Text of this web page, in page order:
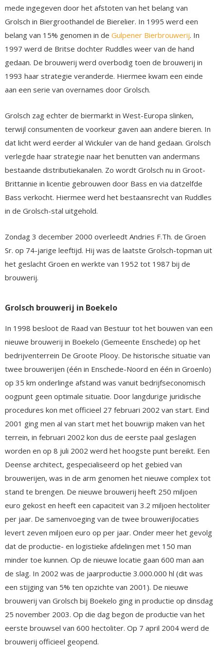
mede ingegeven door het afstoten van het belang van
Grolsch in Biergroothandel de Bierelier. In 1995 werd een
belang van 15% genomen in de Gulpener Bierbrouwerij. In
1997 werd de Britse dochter Ruddles weer van de hand
gedaan. De brouwerij werd overbodig toen de brouwerij in
1993 haar strategie veranderde. Hiermee kwam een einde
aan een serie van overnames door Grolsch.
Grolsch zag echter de biermarkt in West-Europa slinken,
terwijl consumenten de voorkeur gaven aan andere bieren. In
dat licht werd eerder al Wickuler van de hand gedaan. Grolsch
verlegde haar strategie naar het benutten van andermans
bestaande distributiekanalen. Zo wordt Grolsch nu in Groot-
Brittannie in licentie gebrouwen door Bass en via datzelfde
Bass verkocht. Hiermee werd het bestaansrecht van Ruddles
in de Grolsch-stal uitgehold.
Zondag 3 december 2000 overleedt Andries F.Th. de Groen
Sr. op 74-jarige leeftijd. Hij was de laatste Grolsch-topman uit
het geslacht Groen en werkte van 1952 tot 1987 bij de
brouwerij.
Grolsch brouwerij in Boekelo
In 1998 besloot de Raad van Bestuur tot het bouwen van een
nieuwe brouwerij in Boekelo (Gemeente Enschede) op het
bedrijventerrein De Groote Plooy. De historische situatie van
twee brouwerijen (één in Enschede-Noord en één in Groenlo)
op 35 km onderlinge afstand was vanuit bedrijfseconomisch
oogpunt geen optimale situatie. Door langdurige juridische
procedures kon met officieel 27 februari 2002 van start. Eind
2001 ging men al van start met het bouwrijp maken van het
terrein, in februari 2002 kon dus de eerste paal geslagen
worden en op 8 juli 2002 werd het hoogste punt bereikt. Een
Deense architect, gespecialiseerd op het gebied van
brouwerijen, was in de arm genomen het nieuwe complex tot
stand te brengen. De nieuwe brouwerij heeft 250 miljoen
euro gekost en heeft een capaciteit van 3.2 miljoen hectoliter
per jaar. De samenvoeging van de twee brouwerijlocaties
levert zeven miljoen euro op per jaar. Onder meer het gevolg
dat de productie- en logistieke afdelingen met 150 man
minder toe kunnen. Op de nieuwe locatie gaan 600 man aan
de slag. In 2002 was de jaarproductie 3.000.000 hl (dit was
een stijging van 5% ten opzichte van 2001). De nieuwe
brouwerij van Grolsch bij Boekelo ging in productie op dinsdag
25 november 2003. Op die dag begon de productie van het
eerste brouwsel van 600 hectoliter. Op 7 april 2004 werd de
brouwerij officieel geopend.